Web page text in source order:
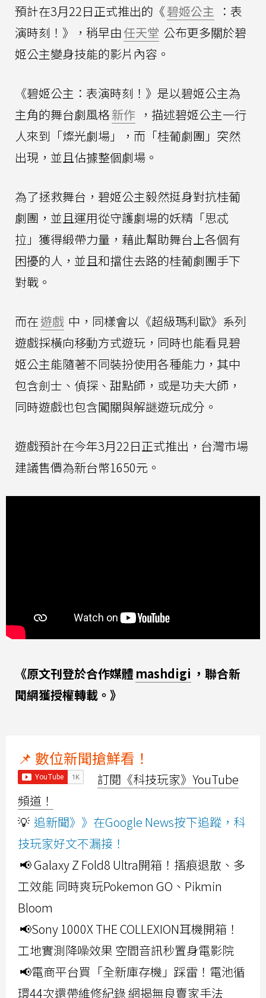
預計在3月22日正式推出的《碧姬公主 ：表
演時刻！》，稍早由任天堂 公布更多關於碧
姬公主變身技能的影片內容。
《碧姬公主：表演時刻！》是以碧姬公主為
主角的舞台劇風格新作 ，描述碧姬公主一行
人來到「燦光劇場」，而「桂葡劇團」突然
出現，並且佔據整個劇場。
為了拯救舞台，碧姬公主毅然挺身對抗桂葡
劇團，並且運用從守護劇場的妖精「思忒
拉」獲得緞帶力量，藉此幫助舞台上各個有
困擾的人，並且和擋住去路的桂葡劇團手下
對戰。
而在遊戲 中，同樣會以《超級瑪利歐》系列
遊戲採橫向移動方式遊玩，同時也能看見碧
姬公主能隨著不同裝扮使用各種能力，其中
包含劍士、偵探、甜點師，或是功夫大師，
同時遊戲也包含闖關與解謎遊玩成分。
遊戲預計在今年3月22日正式推出，台灣市場
建議售價為新台幣1650元。
《原文刊登於合作媒體 mashdigi ，聯合新
聞網獲授權轉載。》
📌 數位新聞搶鮮看！
訂閱《科技玩家》YouTube
頻道！
💡 追新聞》》在Google News按下追蹤，科
技玩家好文不漏接！
📢 Galaxy Z Fold8 Ultra開箱！摺痕退散、多
工效能 同時爽玩Pokemon GO、Pikmin
Bloom
📢Sony 1000X THE COLLEXION耳機開箱！
工地實測降噪效果 空間音訊秒置身電影院
📢電商平台買「全新庫存機」踩雷！電池循
環44次還帶維修紀錄 網揭無良賣家手法